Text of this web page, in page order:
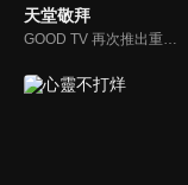
天堂敬拜
GOOD TV 再次推出重量級音樂節目《天堂敬拜》，匯集當代知名音樂人，在敬拜水流中引領觀眾經歷神的同在。期盼觀眾收看時，神的同在降臨、聖靈充滿；透過音樂成為橋樑，讓神同在的氛圍，吸引非基督徒渴望認識神，得著救恩。